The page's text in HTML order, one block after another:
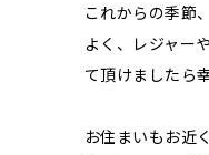
これからの季節
よく、レジャー
て頂けましたら
お住まいもお近